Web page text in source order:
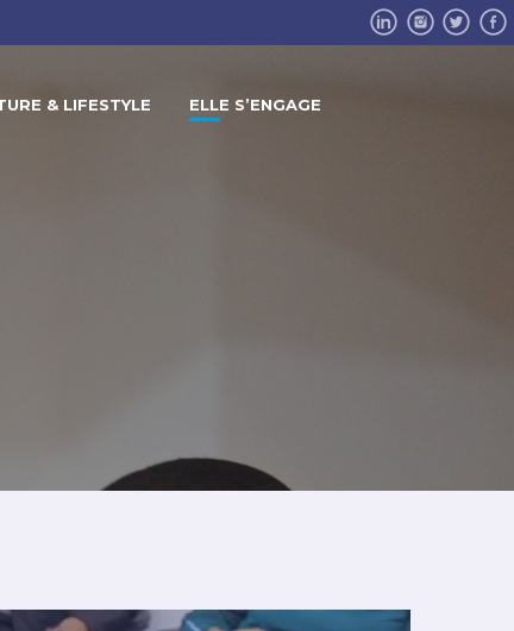
& LIFESTYLE ELLE S’ENGAGE